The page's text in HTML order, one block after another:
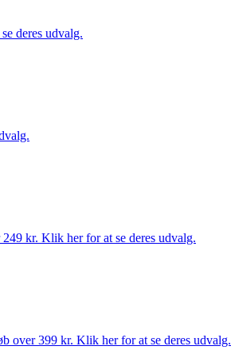
deres udvalg.
kr. Klik her for at se deres udvalg.
over 399 kr. Klik her for at se deres udvalg.